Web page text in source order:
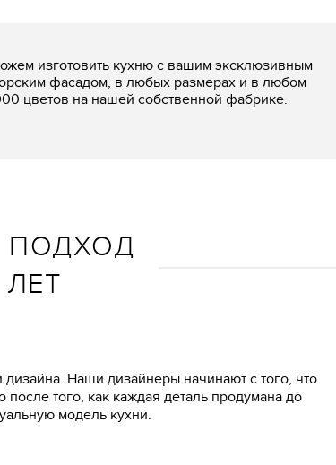
изготовить кухню с вашим эксклюзивным
фасадом, в любых размерах и в любом
цветов на нашей собственной фабрике.
ПОДХОД
Наши дизайнеры начинают с того, что
того, как каждая деталь продумана до
модель кухни.